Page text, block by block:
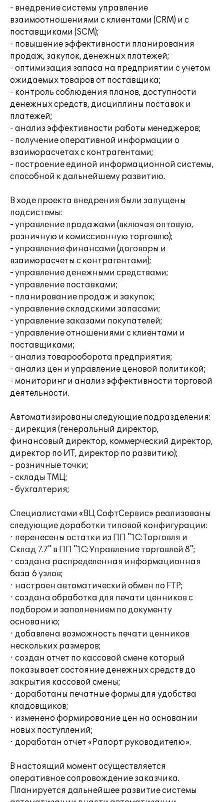
- внедрение системы управление
взаимоотношениями с клиентами (CRM) и с
поставщиками (SCM);
- повышение эффективности планирования
продаж, закупок, денежных платежей;
- оптимизация запаса на предприятии с учетом
ожидаемых товаров от поставщика;
- контроль соблюдения планов, доступности
денежных средств, дисциплины поставок и
платежей;
- анализ эффективности работы менеджеров;
- получение оперативной информации о
взаиморасчетах с контрагентами;
- построение единой информационной системы,
способной к дальнейшему развитию.
В ходе проекта внедрения были запущены
подсистемы:
- управление продажами (включая оптовую,
розничную и комиссионную торговлю);
- управление финансами (договоры и
взаиморасчеты с контрагентами);
- управление денежными средствами;
- управление поставками;
- планирование продаж и закупок;
- управление складскими запасами;
- управление заказами покупателей;
- управление отношениями с клиентами и
поставщиками;
- анализ товарооборота предприятия;
- анализ цен и управление ценовой политикой;
- мониторинг и анализ эффективности торговой
деятельности.
Автоматизированы следующие подразделения:
- дирекция (генеральный директор,
финансовый директор, коммерческий директор,
директор по ИТ, директор по развитию);
- розничные точки;
- склады ТМЦ;
- бухгалтерия;
Специалистами «ВЦ СофтСервис» реализованы
следующие доработки типовой конфигурации:
· перенесены остатки из ПП "1С:Торговля и
Склад 7.7" в ПП "1С:Управление торговлей 8";
· создана распределенная информационная
база 6 узлов;
· настроен автоматический обмен по FTP;
· создана обработка для печати ценников с
подбором и заполнением по документу
основанию;
· добавлена возможность печати ценников
нескольких размеров;
· создан отчет по кассовой смене который
показывает состояние денежных средств до
закрытия кассовой смены;
· доработаны печатные формы для удобства
кладовщиков;
· изменено формирование цен на основании
новых поступлений;
· доработан отчет «Рапорт руководителю».
В настоящий момент осуществляется
оперативное сопровождение заказчика.
Планируется дальнейшее развитие системы